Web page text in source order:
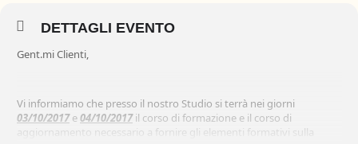
DETTAGLI EVENTO
Gent.mi Clienti,
Vi informiamo che presso il nostro Studio si terrà nei giorni
03/10/2017e04/10/2017il corso di formazione e il corso di
aggiornamento necessario a fornire gli elementi formativi sulla